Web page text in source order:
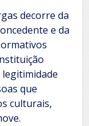
decorre da
e da
que
culturais,